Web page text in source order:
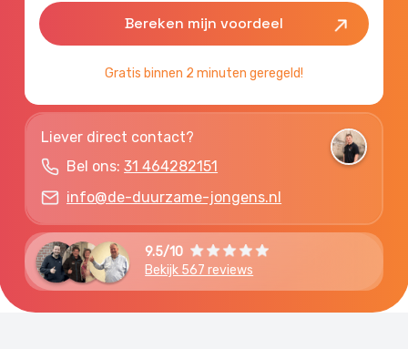
Gratis binnen 2 minuten geregeld!
Liever direct contact?
Bel ons:31 464282151
info@de-duurzame-jongens.nl
9.5/10
Bekijk 567 reviews